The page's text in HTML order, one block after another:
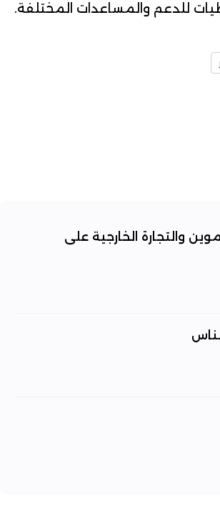
للدعم والمساعدات المختلفة.
والتجارة الخارجية على